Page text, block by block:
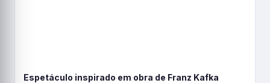
Espetáculo inspirado em obra de Franz Kafka